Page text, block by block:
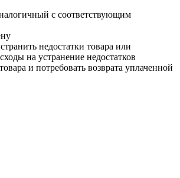
с соответствующим
недостатки товара или
на устранение недостатков
и потребовать возврата уплаченной